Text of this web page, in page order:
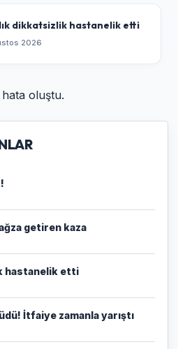
dikkatsizlik hastanelik etti
2026
oluştu.
getiren kaza
hastanelik etti
İtfaiye zamanla yarıştı